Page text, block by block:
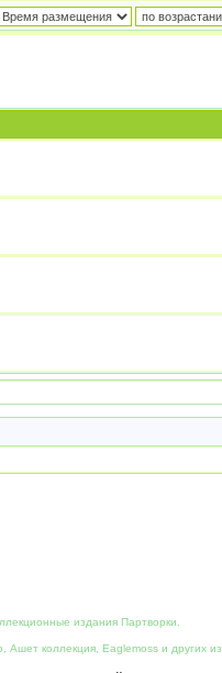
издания Партворки.
коллекция, Eaglemoss и других